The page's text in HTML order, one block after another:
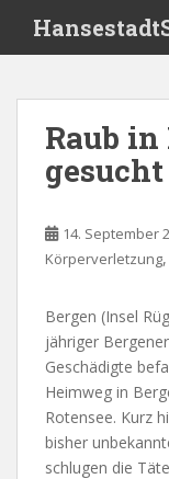
i
Raub in
gesucht
14. September
Körperverletzung,
Bergen (Insel
jähriger
Geschädigte
Heimweg in
Rotensee. Kurz
bisher
schlugen die